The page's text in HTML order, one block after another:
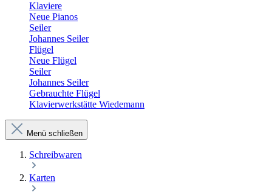
Klaviere
Neue Pianos
Seiler
Johannes Seiler
Flügel
Neue Flügel
Seiler
Johannes Seiler
Gebrauchte Flügel
Klavierwerkstätte Wiedemann
Menü schließen
Schreibwaren
Karten